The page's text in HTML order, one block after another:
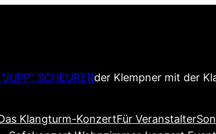
SCHEURERder Klempner mit der
Klangturm-KonzertFür Veranstalter